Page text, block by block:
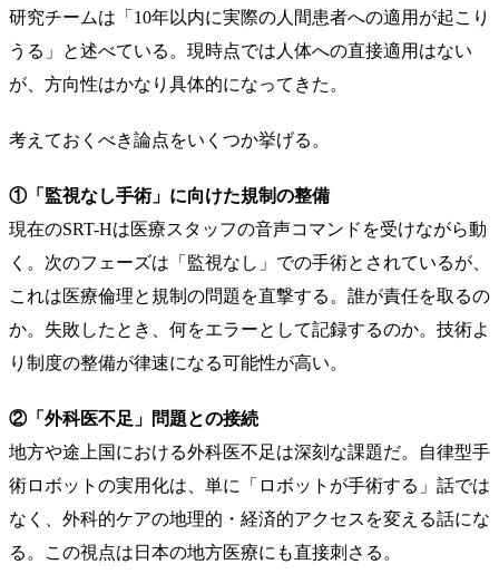
研究チームは「10年以内に実際の人間患者への適用が起こり
うる」と述べている。現時点では人体への直接適用はない
が、方向性はかなり具体的になってきた。
考えておくべき論点をいくつか挙げる。
①「監視なし手術」に向けた規制の整備
現在のSRT-Hは医療スタッフの音声コマンドを受けながら動
く。次のフェーズは「監視なし」での手術とされているが、
これは医療倫理と規制の問題を直撃する。誰が責任を取るの
か。失敗したとき、何をエラーとして記録するのか。技術よ
り制度の整備が律速になる可能性が高い。
②「外科医不足」問題との接続
地方や途上国における外科医不足は深刻な課題だ。自律型手
術ロボットの実用化は、単に「ロボットが手術する」話では
なく、外科的ケアの地理的・経済的アクセスを変える話にな
る。この視点は日本の地方医療にも直接刺さる。